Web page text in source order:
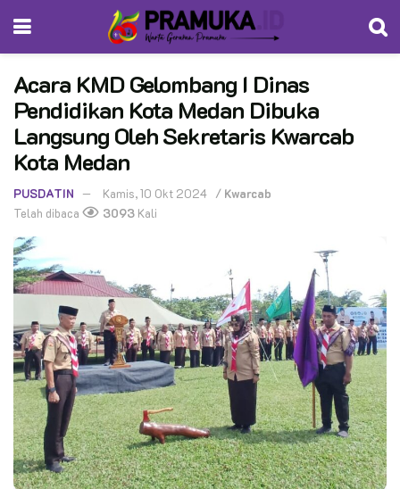
Acara KMD Gelombang I Dinas
Pendidikan Kota Medan Dibuka
Langsung Oleh Sekretaris Kwarcab
Kota Medan
PUSDATIN Kamis, 10 Okt 2024 / Kwarcab
Telah dibaca
3093 Kali